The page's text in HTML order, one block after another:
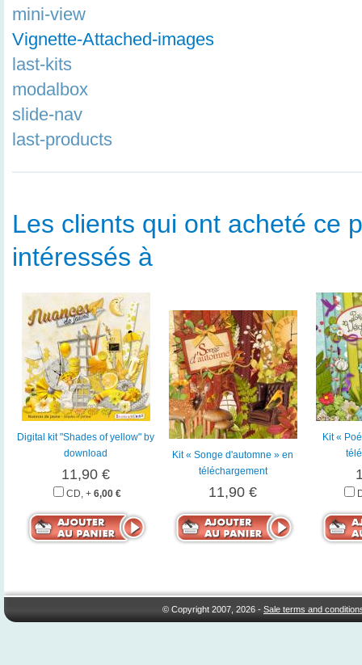
mini-view
Vignette-Attached-images
last-kits
modalbox
slide-nav
last-products
Les clients qui ont acheté ce
intéressés à
Digital kit "Shades of yellow" by
download
11,90 €
CD, + 6,00 €
Kit « Songe d'automne » en
téléchargement
11,90 €
Kit «
© Copyright 2007, 2026 -Sale terms and